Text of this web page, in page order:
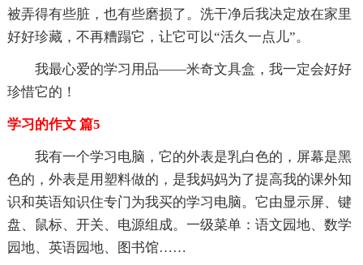
被弄得有些脏，也有些磨损了。洗干净后我决定放在家里
好好珍藏，不再糟蹋它，让它可以“活久一点儿”。
我最心爱的学习用品——米奇文具盒，我一定会好好
珍惜它的！
学习的作文 篇5
我有一个学习电脑，它的外表是乳白色的，屏幕是黑
色的，外表是用塑料做的，是我妈妈为了提高我的课外知
识和英语知识住专门为我买的学习电脑。它由显示屏、键
盘、鼠标、开关、电源组成。一级菜单：语文园地、数学
园地、英语园地、图书馆……